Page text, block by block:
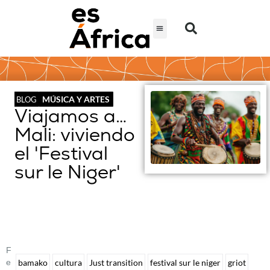
BLOG MÚSICA Y ARTES
Viajamos a…
Mali: viviendo
el 'Festival
sur le Niger'
F
E
bamako cultura Just transition festival sur le niger
griot